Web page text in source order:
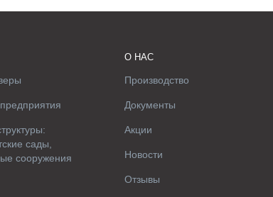
сады,
сооружения
О НАС
Производство
Документы
Акции
Новости
Отзывы